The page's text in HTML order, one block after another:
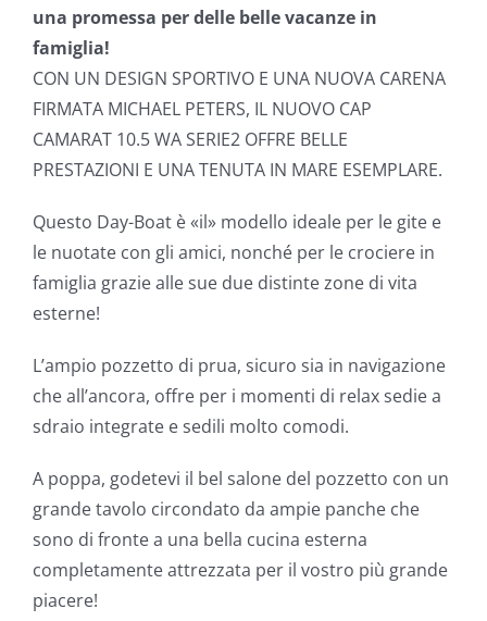
una promessa per delle belle vacanze in
famiglia!
CON UN DESIGN SPORTIVO E UNA NUOVA CARENA
FIRMATA MICHAEL PETERS, IL NUOVO CAP
CAMARAT 10.5 WA SERIE2 OFFRE BELLE
PRESTAZIONI E UNA TENUTA IN MARE ESEMPLARE.
Questo Day-Boat è «il» modello ideale per le gite e
le nuotate con gli amici, nonché per le crociere in
famiglia grazie alle sue due distinte zone di vita
esterne!
L’ampio pozzetto di prua, sicuro sia in navigazione
che all’ancora, offre per i momenti di relax sedie a
sdraio integrate e sedili molto comodi.
A poppa, godetevi il bel salone del pozzetto con un
grande tavolo circondato da ampie panche che
sono di fronte a una bella cucina esterna
completamente attrezzata per il vostro più grande
piacere!